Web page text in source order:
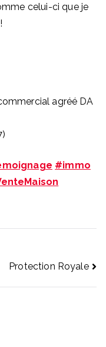
celui-ci que je
agréé DA
#immo
Protection Royale